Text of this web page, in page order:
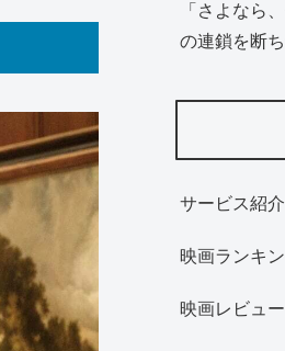
「さよなら
の連鎖を断
サービス紹介
映画ランキ
映画レビュー